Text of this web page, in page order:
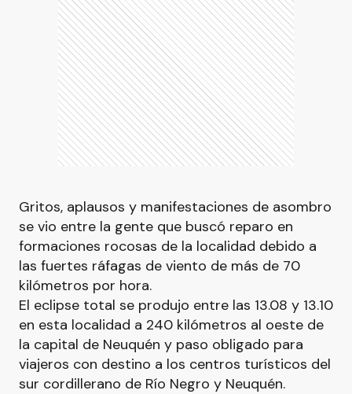
Gritos, aplausos y manifestaciones de asombro
se vio entre la gente que buscó reparo en
formaciones rocosas de la localidad debido a
las fuertes ráfagas de viento de más de 70
kilómetros por hora.
El eclipse total se produjo entre las 13.08 y 13.10
en esta localidad a 240 kilómetros al oeste de
la capital de Neuquén y paso obligado para
viajeros con destino a los centros turísticos del
sur cordillerano de Río Negro y Neuquén.